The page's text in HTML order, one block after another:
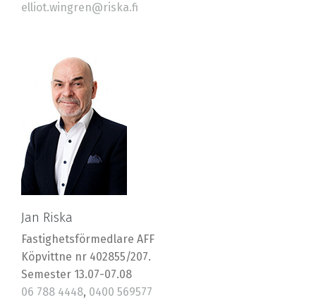
elliot.wingren@riska.fi
Jan Riska
Fastighetsförmedlare AFF
Köpvittne nr 402855/207.
Semester 13.07-07.08
06 788 4448, 0400 569577